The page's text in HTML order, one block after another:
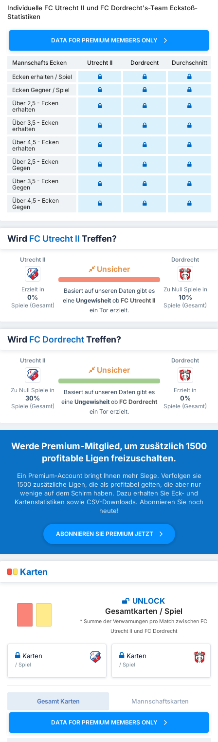
Individuelle FC Utrecht II und FC Dordrecht's-Team Eckstoß-
Statistiken
DATA FOR PREMIUM MEMBERS ONLY
Mannschafts Ecken Utrecht II Dordrecht
Durchschnitt
Ecken erhalten / Spiel
Ecken Gegner / Spiel
Über 2,5 - Ecken
erhalten
Über 3,5 - Ecken
erhalten
Über 4,5 - Ecken
erhalten
Über 2,5 - Ecken
Gegen
Über 3,5 - Ecken
Gegen
Über 4,5 - Ecken
Gegen
Wird FC Utrecht II Treffen?
Utrecht II Dordrecht
Erzielt in
0%
Spiele (Gesamt)
Unsicher
Basiert auf unseren Daten gibt es
eine Ungewisheit ob FC Utrecht II
ein Tor erzielt.
Zu Null Spiele in
10%
Spiele (Gesamt)
Wird FC DordrechtTreffen?
Utrecht II Dordrecht
Zu Null Spiele in
30%
Spiele (Gesamt)
Unsicher
Basiert auf unseren Daten gibt es
eine Ungewisheitob FC Dordrecht
ein Tor erzielt.
Erzielt in
0%
Spiele (Gesamt)
Werde Premium-Mitglied, um zusätzlich 1500
profitable Ligen freizuschalten.
Ein Premium-Account bringt Ihnen mehr Siege. Verfolgen sie
1500 zusätzliche Ligen, die als profitabel gelten, die aber nur
wenige auf dem Schirm haben. Dazu erhalten Sie Eck- und
Kartenstatistiken sowie CSV-Downloads. Abonnieren Sie noch
heute!
ABONNIEREN SIE PREMIUM JETZT
Karten
UNLOCK
Gesamtkarten / Spiel
* Summe der Verwarnungen pro Match zwischen FC
Utrecht II und FC Dordrecht
Karten
/ Spiel
Karten
/ Spiel
Gesamt Karten Mannschaftskarten
DATA FOR PREMIUM MEMBERS ONLY